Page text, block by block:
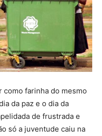
como farinha do mesmo
da paz e o dia da
de frustrada e
só a juventude caiu na